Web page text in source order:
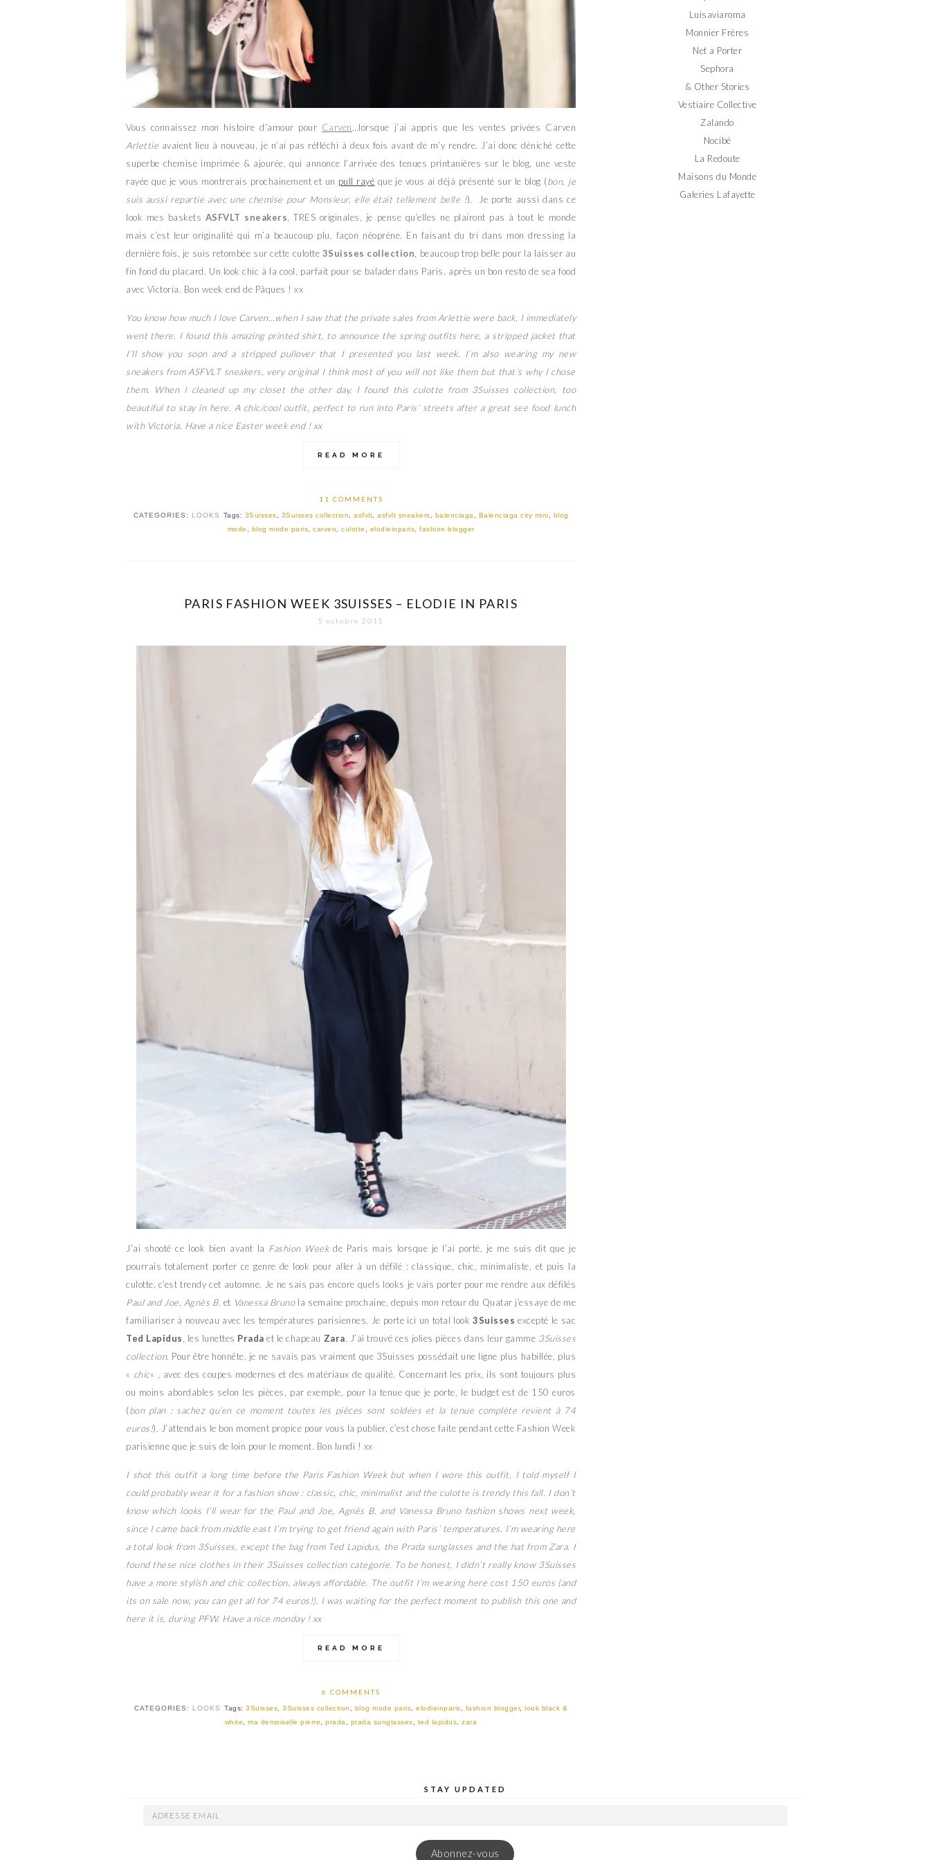
Vous connaissez mon histoire d’amour pour Carven…lorsque j’ai appris que les ventes privées Carven
Arlettie avaient lieu à nouveau, je n’ai pas réfléchi à deux fois avant de m’y rendre. J’ai donc déniché cette
superbe chemise imprimée & ajourée, qui annonce l’arrivée des tenues printanières sur le blog, une veste
rayée que je vous montrerais prochainement et un pull rayé que je vous ai déjà présenté sur le blog (bon, je
suis aussi repartie avec une chemise pour Monsieur, elle était tellement belle !). Je porte aussi dans ce
look mes baskets ASFVLT sneakers, TRES originales, je pense qu’elles ne plairont pas à tout le monde
mais c’est leur originalité qui m’a beaucoup plu, façon néoprène. En faisant du tri dans mon dressing la
dernière fois, je suis retombée sur cette culotte 3Suisses collection, beaucoup trop belle pour la laisser au
fin fond du placard. Un look chic à la cool, parfait pour se balader dans Paris, après un bon resto de sea food
avec Victoria. Bon week end de Pâques ! xx
You know how much I love Carven…when I saw that the private sales from Arlettie were back, I immediately
went there. I found this amazing printed shirt, to announce the spring outfits here, a stripped jacket that
I’ll show you soon and a stripped pullover that I presented you last week. I’m also wearing my new
sneakers from ASFVLT sneakers, very original I think most of you will not like them but that’s why I chose
them. When I cleaned up my closet the other day, I found this culotte from 3Suisses collection, too
beautiful to stay in here. A chic/cool outfit, perfect to run into Paris’ streets after a great see food lunch
with Victoria. Have a nice Easter week end ! xx
READ MORE
11 COMMENTS
CATEGORIES: LOOKS Tags: 3Suisses, 3Suisses collection, asfvlt, asfvlt sneakers, balenciaga, Balenciaga city mini, blog
mode , blog mode paris, carven, culotte , elodieinparis, fashion blogger
PARIS FASHION WEEK 3SUISSES – ELODIE IN PARIS
5 octobre 2015
J’ai shooté ce look bien avant la Fashion Weekde Paris mais lorsque je l’ai porté, je me suis dit que je
pourrais totalement porter ce genre de look pour aller à un défilé : classique, chic, minimaliste, et puis la
culotte, c’est trendy cet automne. Je ne sais pas encore quels looks je vais porter pour me rendre aux défilés
Paul and Joe Agnès B. et Vanessa Brunola semaine prochaine, depuis mon retour du Quatar j’essaye de me
familiariser à nouveau avec les températures parisiennes. Je porte ici un total look 3Suisses excepté le sac
Ted Lapidus , les lunettes Prada et le chapeau Zara. J’ai trouvé ces jolies pièces dans leur gamme 3Suisses
collection. Pour être honnête, je ne savais pas vraiment que 3Suisses possédait une ligne plus habillée, plus
« chic« , avec des coupes modernes et des matériaux de qualité. Concernant les prix, ils sont toujours plus
ou moins abordables selon les pièces, par exemple, pour la tenue que je porte, le budget est de 150 euros
(bon plan : sachez qu’en ce moment toutes les pièces sont soldées et la tenue complète revient à 74
euros!). J’attendais le bon moment propice pour vous la publier, c’est chose faite pendant cette Fashion Week
parisienne que je suis de loin pour le moment. Bon lundi ! xx
I shot this outfit a long time before the Paris Fashion Week but when I wore this outfit, I told myself I
could probably wear it for a fashion show : classic, chic, minimalist and the culotte is trendy this fall. I don’t
know which looks I’ll wear for the Paul and Joe, Agnès B. and Vanessa Bruno fashion shows next week,
since I came back from middle east I’m trying to get friend again with Paris’ temperatures. I’m wearing here
a total look from 3Suisses, except the bag from Ted Lapidus, the Prada sunglasses and the hat from Zara. I
found these nice clothes in their 3Suisses collection categorie. To be honest, I didn’t really know 3Suisses
have a more stylish and chic collection, always affordable. The outfit I’m wearing here cost 150 euros (and
its on sale now, you can get all for 74 euros!). I was waiting for the perfect moment to publish this one and
here it is, during PFW. Have a nice monday ! xx
READ MORE
6 COMMENTS
CATEGORIES: LOOKS Tags: 3Suisses 3Suisses collection blog mode paris elodieinparis fashion blogger, look black &
white
,ma demoiselle pierre ,prada prada sunglasses ted lapidus ,zara
Luisaviaroma
Monnier Frères
Net a Porter
Sephora
& Other Stories
Vestiaire Collective
Zalando
Nocibé
La Redoute
Maisons du Monde
Galeries Lafayette
STAY UPDATED
ADRESSE
Abonnez-vous